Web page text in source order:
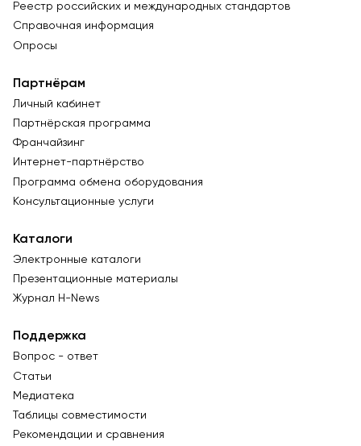
Реестр российских и международных стандартов
Справочная информация
Опросы
Партнёрам
Личный кабинет
Партнёрская программа
Франчайзинг
Интернет-партнёрство
Программа обмена оборудования
Консультационные услуги
Каталоги
Электронные каталоги
Презентационные материалы
Журнал Н-News
Поддержка
Вопрос - ответ
Статьи
Медиатека
Таблицы совместимости
Рекомендации и сравнения